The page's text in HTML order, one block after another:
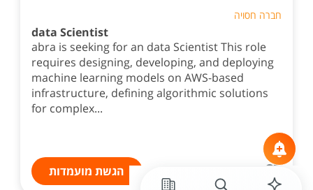
חברה חסויה
data Scientist
abra is seeking for an data Scientist This role
requires designing, developing, and deploying
machine learning models on AWS-based
infrastructure, defining algorithmic solutions
for complex...
הגשת מועמדות